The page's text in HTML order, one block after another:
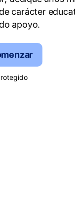
carácter
apoyo.